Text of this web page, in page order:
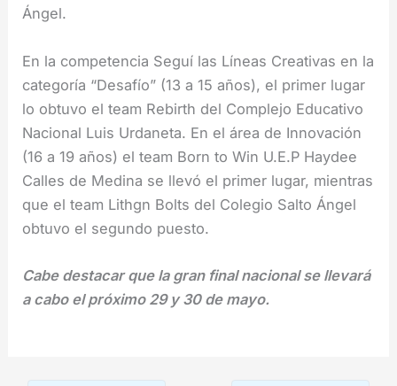
Ángel.
En la competencia Seguí las Líneas Creativas en la
categoría “Desafío” (13 a 15 años), el primer lugar
lo obtuvo el team Rebirth del Complejo Educativo
Nacional Luis Urdaneta. En el área de Innovación
(16 a 19 años) el team Born to Win U.E.P Haydee
Calles de Medina se llevó el primer lugar, mientras
que el team Lithgn Bolts del Colegio Salto Ángel
obtuvo el segundo puesto.
Cabe destacar que la gran final nacional se llevará
a cabo el próximo 29 y 30 de mayo.